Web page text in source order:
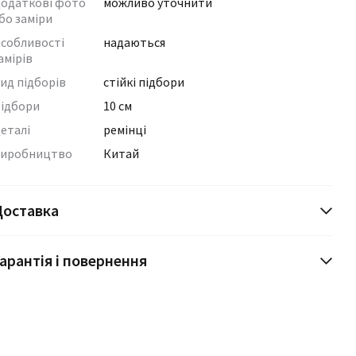
заміри
надаються
підборів
стійкі підбори
10 см
ремінці
Китай
і повернення